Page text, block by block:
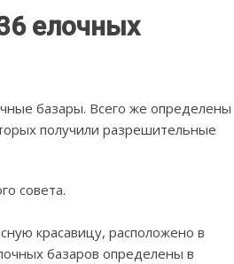
елочных
базары. Всего же определены
получили разрешительные
совета.
красавицу, расположено в
базаров определены в